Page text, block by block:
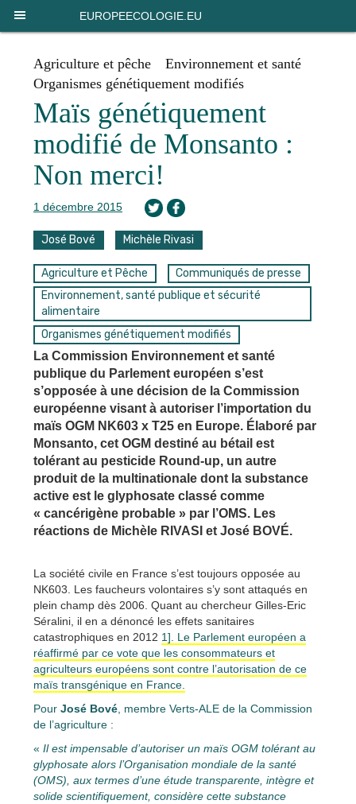
EUROPEECOLOGIE.EU
Agriculture et pêche
Environnement et santé
Organismes génétiquement modifiés
Maïs génétiquement
modifié de Monsanto :
Non merci!
1 décembre 2015
José Bové Michèle Rivasi
Agriculture et Pêche
Communiqués de presse
Environnement, santé publique et sécurité
alimentaire
Organismes génétiquement modifiés
La Commission Environnement et santé
publique du Parlement européen s’est
s’opposée à une décision de la Commission
européenne visant à autoriser l’importation du
maïs OGM NK603 x T25 en Europe. Élaboré par
Monsanto, cet OGM destiné au bétail est
tolérant au pesticide Round-up, un autre
produit de la multinationale dont la substance
active est le glyphosate classé comme
« cancérigène probable » par l’OMS. Les
réactions de Michèle RIVASI et José BOVÉ.
La société civile en France s’est toujours opposée au
NK603. Les faucheurs volontaires s’y sont attaqués en
plein champ dès 2006. Quant au chercheur Gilles-Eric
Séralini, il en a dénoncé les effets sanitaires
catastrophiques en 2012 1]. Le Parlement européen a
réaffirmé par ce vote que les consommateurs et
agriculteurs européens sont contre l’autorisation de ce
maïs transgénique en France.
Pour José Bové , membre Verts-ALE de la Commission
de l’agriculture :
« Il est impensable d’autoriser un maïs OGM tolérant au
glyphosate alors l’Organisation mondiale de la santé
(OMS), aux termes d’une étude transparente, intègre et
solide scientifiquement, considère cette substance